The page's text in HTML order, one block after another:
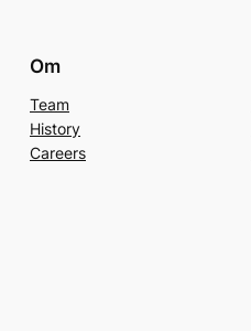
Om
Team
History
Careers